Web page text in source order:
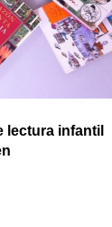
lectura infantil